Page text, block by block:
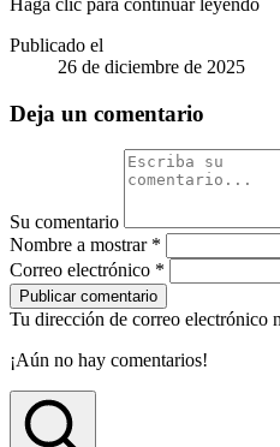
Publicado el
26 de diciembre de 2025
Deja un comentario
Su comentario
Nombre a mostrar *
Correo electrónico *
Publicar comentario
Tu dirección de correo electrónico
¡Aún no hay comentarios!